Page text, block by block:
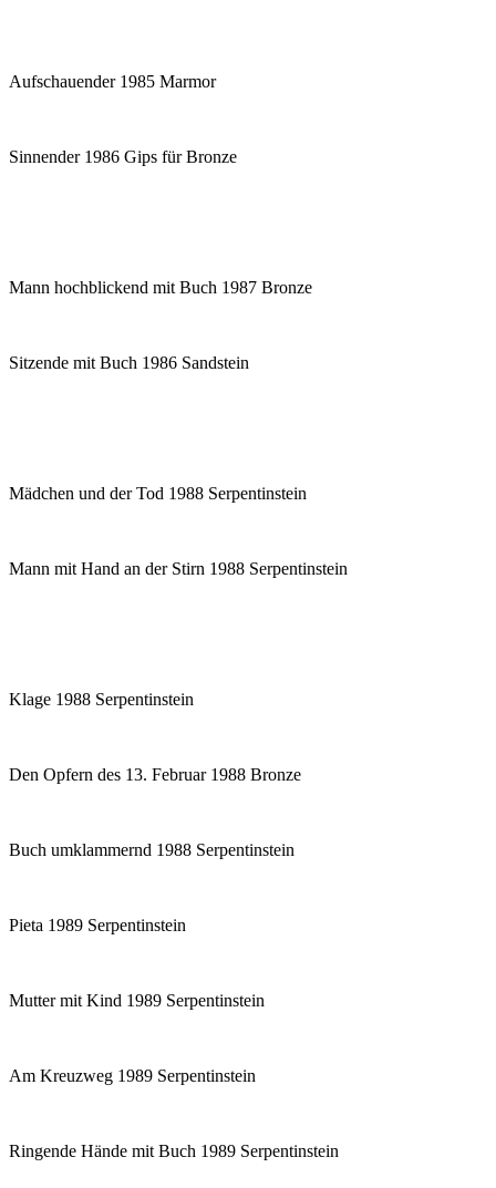
Aufschauender 1985 Marmor
Sinnender 1986 Gips für Bronze
Mann hochblickend mit Buch 1987 Bronze
Sitzende mit Buch 1986 Sandstein
Mädchen und der Tod 1988 Serpentinstein
Mann mit Hand an der Stirn 1988 Serpentinstein
Klage 1988 Serpentinstein
Den Opfern des 13. Februar 1988 Bronze
Buch umklammernd 1988 Serpentinstein
Pieta 1989 Serpentinstein
Mutter mit Kind 1989 Serpentinstein
Am Kreuzweg 1989 Serpentinstein
Ringende Hände mit Buch 1989 Serpentinstein